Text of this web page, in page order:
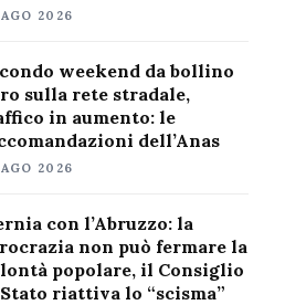
2026
weekend da bollino
sulla rete stradale,
in aumento: le
dell’Anas
2026
con l’Abruzzo: la
non può fermare la
popolare, il Consiglio
riattiva lo “scisma”